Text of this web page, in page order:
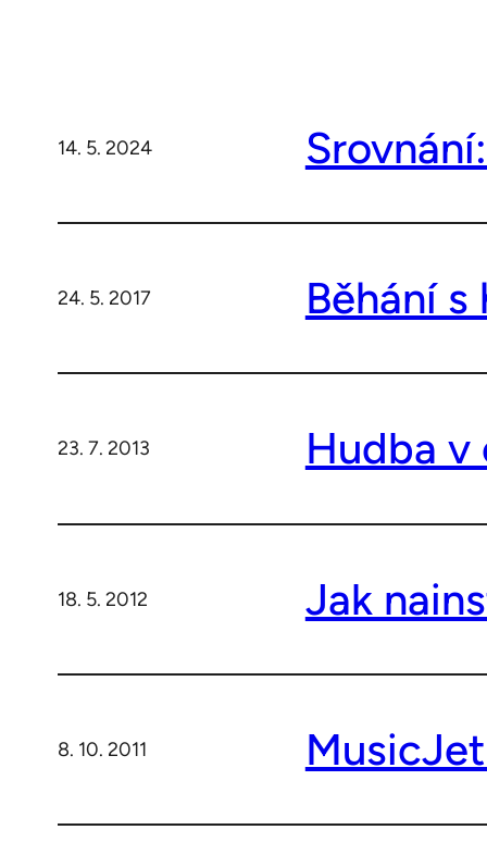
14. 5. 2024
24. 5. 2017 Běhání
23. 7. 2013 Hudba v
18. 5. 2012 Jak
8. 10. 2011